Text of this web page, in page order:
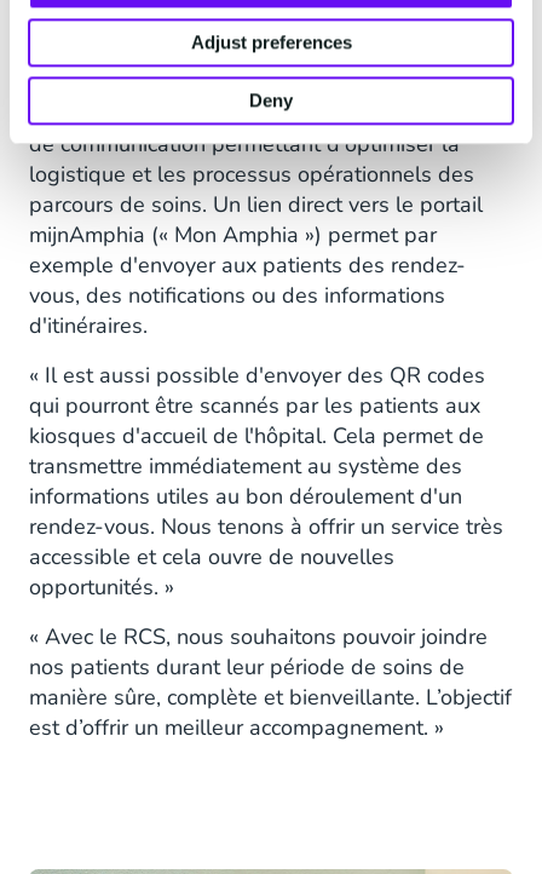
Adjust preferences
Deny
Accompagner les patients
lors des soins
L'hôpital Amphia perçoit le RCS comme un canal
de communication permettant d'optimiser la
logistique et les processus opérationnels des
parcours de soins. Un lien direct vers le portail
mijnAmphia (« Mon Amphia ») permet par
exemple d'envoyer aux patients des rendez-
vous, des notifications ou des informations
d'itinéraires.
« Il est aussi possible d'envoyer des QR codes
qui pourront être scannés par les patients aux
kiosques d'accueil de l'hôpital. Cela permet de
transmettre immédiatement au système des
informations utiles au bon déroulement d'un
rendez-vous. Nous tenons à offrir un service très
accessible et cela ouvre de nouvelles
opportunités. »
« Avec le RCS, nous souhaitons pouvoir joindre
nos patients durant leur période de soins de
manière sûre, complète et bienveillante. L’objectif
est d’offrir un meilleur accompagnement. »